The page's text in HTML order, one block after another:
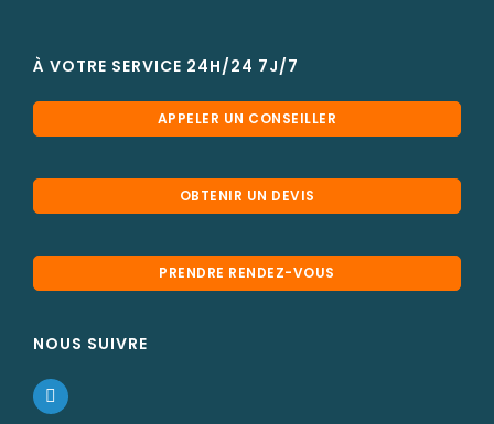
À VOTRE SERVICE 24H/24 7J/7
APPELER UN CONSEILLER
OBTENIR UN DEVIS
PRENDRE RENDEZ-VOUS
NOUS SUIVRE